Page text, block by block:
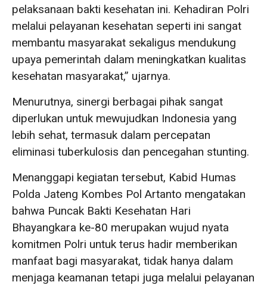
pelaksanaan bakti kesehatan ini. Kehadiran Polri
melalui pelayanan kesehatan seperti ini sangat
membantu masyarakat sekaligus mendukung
upaya pemerintah dalam meningkatkan kualitas
kesehatan masyarakat,” ujarnya.
Menurutnya, sinergi berbagai pihak sangat
diperlukan untuk mewujudkan Indonesia yang
lebih sehat, termasuk dalam percepatan
eliminasi tuberkulosis dan pencegahan stunting.
Menanggapi kegiatan tersebut, Kabid Humas
Polda Jateng Kombes Pol Artanto mengatakan
bahwa Puncak Bakti Kesehatan Hari
Bhayangkara ke-80 merupakan wujud nyata
komitmen Polri untuk terus hadir memberikan
manfaat bagi masyarakat, tidak hanya dalam
menjaga keamanan tetapi juga melalui pelayanan